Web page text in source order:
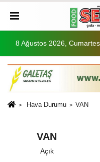
8 Ağustos 2026,
Hava Durumu VAN
VAN
Açık